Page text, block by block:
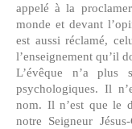
appelé à la
monde et devant
est aussi réclamé,
l’enseignement qu’il
L’évêque n’a plus
psychologiques. Il
nom. Il n’est que le
notre Seigneur